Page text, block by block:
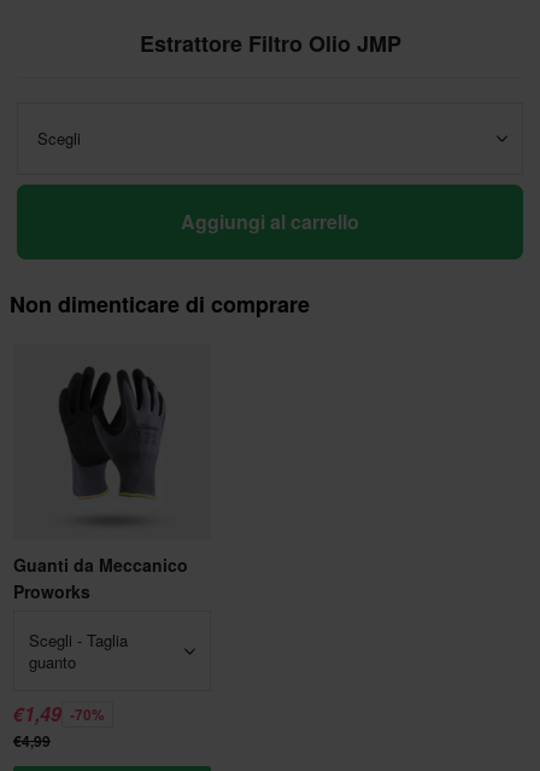
Estrattore Filtro Olio JMP
Scegli
Aggiungi al carrello
Non dimenticare di comprare
Guanti da Meccanico
Proworks
Scegli - Taglia
guanto
€1,49 -70%
€4,99